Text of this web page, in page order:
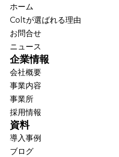
ホーム
Coltが選ばれる理由
お問合せ
ニュース
企業情報
会社概要
事業内容
事業所
採用情報
資料
導入事例
ブログ